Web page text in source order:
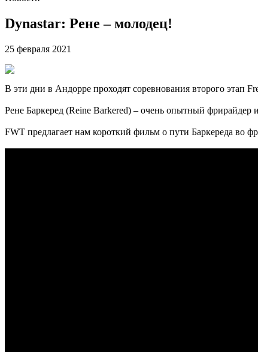
Dynastar: Рене – молодец!
25 февраля 2021
В эти дни в Андорре проходят соревнования второго этап
Рене Баркеред (Reine Barkered) – очень опытный
FWT предлагает нам короткий фильм о пути Баркереда во